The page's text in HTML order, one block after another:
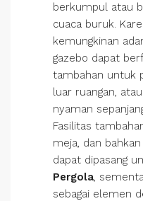
berkumpul atau
cuaca buruk.
kemungkinan
gazebo dapat
tambahan untuk
luar ruangan,
nyaman
Fasilitas
meja, dan
dapat dipasang
Pergola,
sebagai elemen